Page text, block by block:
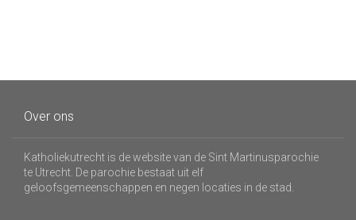
Over ons
Katholiekutrecht is de website van de Sint Martinusparochie
te Utrecht. De parochie bestaat uit elf
geloofsgemeenschappen en negen locaties in de stad.